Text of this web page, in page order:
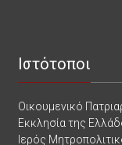
Ιστότοποι
Οικουμενικό
Εκκλησία της
Ιερός